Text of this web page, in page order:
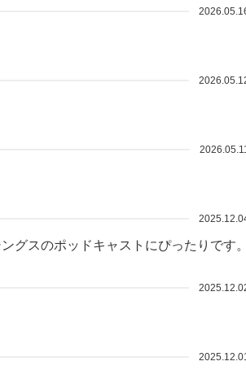
グスのポッドキャストにぴったりです。